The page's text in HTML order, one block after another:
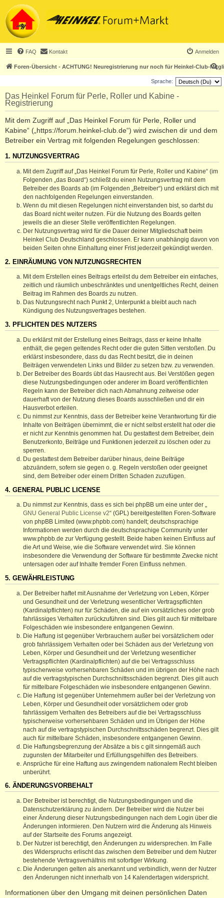
FAQ Kontakt Anmelden
Foren-Übersicht - ACHTUNG! Neuregistrierung nur noch für Heinkel-Club-
S
u
Sprache:
Das Heinkel Forum für Perle, Roller und Kabine -
Registrierung
Mit dem Zugriff auf „Das Heinkel Forum für Perle, Roller und
Kabine“ („https://forum.heinkel-club.de“) wird zwischen dir und dem
Betreiber ein Vertrag mit folgenden Regelungen geschlossen:
1. NUTZUNGSVERTRAG
Mit dem Zugriff auf „Das Heinkel Forum für Perle, Roller und Kabine“ (im
Folgenden „das Board“) schließt du einen Nutzungsvertrag mit dem
Betreiber des Boards ab (im Folgenden „Betreiber“) und erklärst dich mit
den nachfolgenden Regelungen einverstanden.
Wenn du mit diesen Regelungen nicht einverstanden bist, so darfst du
das Board nicht weiter nutzen. Für die Nutzung des Boards gelten
jeweils die an dieser Stelle veröffentlichten Regelungen.
Der Nutzungsvertrag wird für die Dauer deiner Mitgliedschaft beim
Heinkel Club Deutschland geschlossen. Er kann unabhängig davon von
beiden Seiten ohne Einhaltung einer Frist jederzeit gekündigt werden.
2. EINRÄUMUNG VON NUTZUNGSRECHTEN
Mit dem Erstellen eines Beitrags erteilst du dem Betreiber ein einfaches,
zeitlich und räumlich unbeschränktes und unentgeltliches Recht, deinen
Beitrag im Rahmen des Boards zu nutzen.
Das Nutzungsrecht nach Punkt 2, Unterpunkt a bleibt auch nach
Kündigung des Nutzungsvertrages bestehen.
3. PFLICHTEN DES NUTZERS
Du erklärst mit der Erstellung eines Beitrags, dass er keine Inhalte
enthält, die gegen geltendes Recht oder die guten Sitten verstoßen. Du
erklärst insbesondere, dass du das Recht besitzt, die in deinen
Beiträgen verwendeten Links und Bilder zu setzen bzw. zu verwenden.
Der Betreiber des Boards übt das Hausrecht aus. Bei Verstößen gegen
diese Nutzungsbedingungen oder anderer im Board veröffentlichten
Regeln kann der Betreiber dich nach Abmahnung zeitweise oder
dauerhaft von der Nutzung dieses Boards ausschließen und dir ein
Hausverbot erteilen.
Du nimmst zur Kenntnis, dass der Betreiber keine Verantwortung für die
Inhalte von Beiträgen übernimmt, die er nicht selbst erstellt hat oder die
er nicht zur Kenntnis genommen hat. Du gestattest dem Betreiber, dein
Benutzerkonto, Beiträge und Funktionen jederzeit zu löschen oder zu
sperren.
Du gestattest dem Betreiber darüber hinaus, deine Beiträge
abzuändern, sofern sie gegen o. g. Regeln verstoßen oder geeignet
sind, dem Betreiber oder einem Dritten Schaden zuzufügen.
4. GENERAL PUBLIC LICENSE
Du nimmst zur Kenntnis, dass es sich bei phpBB um eine unter der „
GNU General Public License v2“ (GPL) bereitgestellten Foren-Software
von phpBB Limited (www.phpbb.com) handelt; deutschsprachige
Informationen werden durch die deutschsprachige Community unter
www.phpbb.de zur Verfügung gestellt. Beide haben keinen Einfluss auf
die Art und Weise, wie die Software verwendet wird. Sie können
insbesondere die Verwendung der Software für bestimmte Zwecke nicht
untersagen oder auf Inhalte fremder Foren Einfluss nehmen.
5. GEWÄHRLEISTUNG
Der Betreiber haftet mit Ausnahme der Verletzung von Leben, Körper
und Gesundheit und der Verletzung wesentlicher Vertragspflichten
(Kardinalpflichten) nur für Schäden, die auf ein vorsätzliches oder grob
fahrlässiges Verhalten zurückzuführen sind. Dies gilt auch für mittelbare
Folgeschäden wie insbesondere entgangenen Gewinn.
Die Haftung ist gegenüber Verbrauchern außer bei vorsätzlichem oder
grob fahrlässigem Verhalten oder bei Schäden aus der Verletzung von
Leben, Körper und Gesundheit und der Verletzung wesentlicher
Vertragspflichten (Kardinalpflichten) auf die bei Vertragsschluss
typischerweise vorhersehbaren Schäden und im übrigen der Höhe nach
auf die vertragstypischen Durchschnittsschäden begrenzt. Dies gilt auch
für mittelbare Folgeschäden wie insbesondere entgangenen Gewinn.
Die Haftung ist gegenüber Unternehmern außer bei der Verletzung von
Leben, Körper und Gesundheit oder vorsätzlichem oder grob
fahrlässigem Verhalten des Betreibers auf die bei Vertragsschluss
typischerweise vorhersehbaren Schäden und im Übrigen der Höhe
nach auf die vertragstypischen Durchschnittsschäden begrenzt. Dies gilt
auch für mittelbare Schäden, insbesondere entgangenen Gewinn.
Die Haftungsbegrenzung der Absätze a bis c gilt sinngemäß auch
zugunsten der Mitarbeiter und Erfüllungsgehilfen des Betreibers.
Ansprüche für eine Haftung aus zwingendem nationalem Recht bleiben
unberührt.
6. ÄNDERUNGSVORBEHALT
Der Betreiber ist berechtigt, die Nutzungsbedingungen und die
Datenschutzerklärung zu ändern. Der Betreiber wird die Nutzer bei
einer Änderung dieser Nutzungsbedingungen nach dem Login über die
Änderungen informieren. Den Nutzern wird die Änderung als Hinweis
auf der Startseite des Forums angezeigt.
Der Nutzer ist berechtigt, den Änderungen zu widersprechen. Im Falle
des Widerspruchs erlischt das zwischen dem Betreiber und dem Nutzer
bestehende Vertragsverhältnis mit sofortiger Wirkung.
Die Änderungen gelten als anerkannt und verbindlich, wenn der Nutzer
den Änderungen nicht innerhalb von 14 Kalendertagen widerspricht.
Informationen über den Umgang mit deinen persönlichen Daten